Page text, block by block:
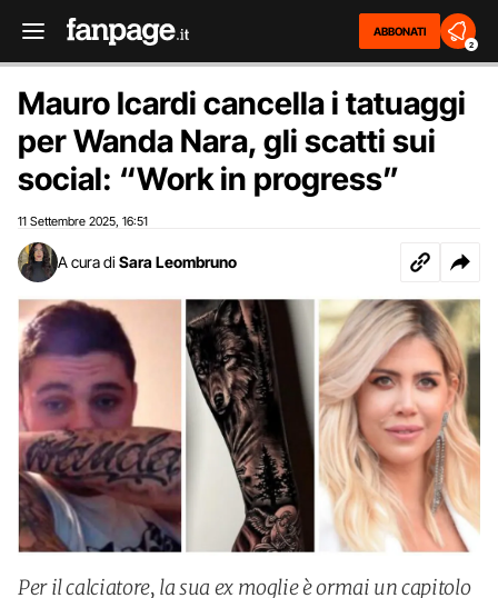
ABBONATI
2
Mauro Icardi cancella i tatuaggi
per Wanda Nara, gli scatti sui
social: “Work in progress”
11 Settembre 2025 16:51
A cura di Sara Leombruno
Per il calciatore, la sua ex moglie è ormai un capitolo